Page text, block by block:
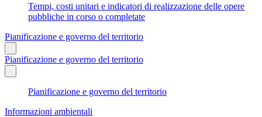
Tempi, costi unitari e indicatori di realizzazione delle opere
pubbliche in corso o completate
Pianificazione e governo del territorio
Pianificazione e governo del territorio
Pianificazione e governo del territorio
Informazioni ambientali